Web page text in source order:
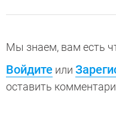
Мы знаем, вам есть
Войдите или
оставить